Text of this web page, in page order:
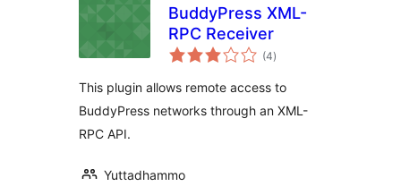
BuddyPress XML-
RPC Receiver
(4مجموعی
درجہ
)
This plugin allows remote access to
BuddyPress networks through an XML-
RPC API.
Yuttadhammo